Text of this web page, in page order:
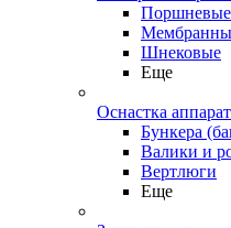
Поршневые
Шнековые
Еще
Оснастка
Бункера
Валики и
Вертлюги
Еще